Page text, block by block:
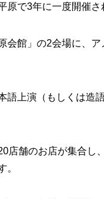
で3年に一度開催さ
会館」の2会場に、
語上演（もしくは造
店舗のお店が集合し
。